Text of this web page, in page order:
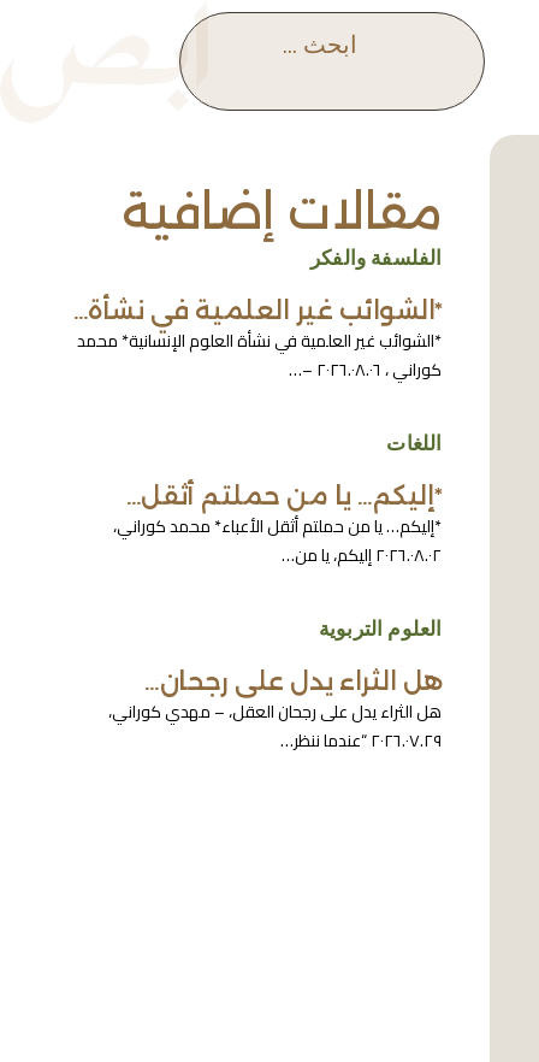
ابحث ...
مقالات إضافية
الفلسفة والفكر
*الشوائب غير العلمية في نشأة…
*الشوائب غير العلمية في نشأة العلوم الإنسانية* محمد
كوراني ، ٢٠٢٦.٠٨.٠٦ –…
اللغات
*إليكم… يا من حملتم أثقل…
*إليكم… يا من حملتم أثقل الأعباء* محمد كوراني،
٢٠٢٦.٠٨.٠٢ إليكم، يا من…
العلوم التربوية
هل الثراء يدل على رجحان…
هل الثراء يدل على رجحان العقل، – مهدي كوراني،
٢٠٢٦.٠٧.٢٩ “عندما ننظر…